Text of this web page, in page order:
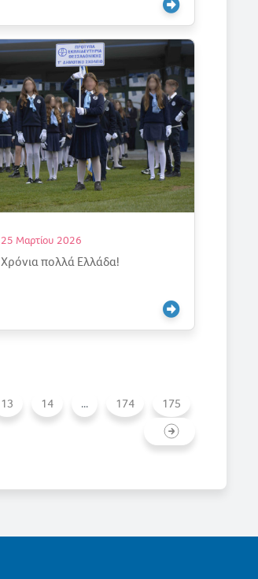
25 Μαρτίου 2026
Χρόνια πολλά Ελλάδα!
13 14 ... 174 175